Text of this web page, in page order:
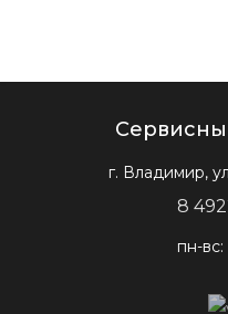
г. Владимир,
8
пн-